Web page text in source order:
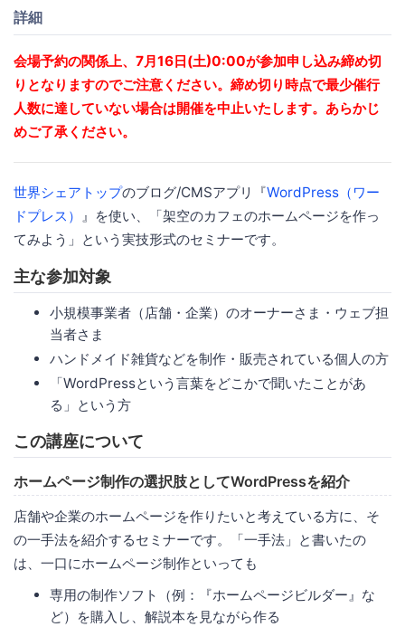
詳細
会場予約の関係上、7月16日(土)0:00が参加申し込み締め切
りとなりますのでご注意ください。締め切り時点で最少催行
人数に達していない場合は開催を中止いたします。あらかじ
めご了承ください。
世界シェアトップのブログ/CMSアプリ『WordPress（ワー
ドプレス） 』を使い、「架空のカフェのホームページを作っ
てみよう」という実技形式のセミナーです。
主な参加対象
小規模事業者（店舗・企業）のオーナーさま・ウェブ担
当者さま
ハンドメイド雑貨などを制作・販売されている個人の方
「WordPressという言葉をどこかで聞いたことがあ
る」という方
この講座について
ホームページ制作の選択肢としてWordPressを紹介
店舗や企業のホームページを作りたいと考えている方に、そ
の一手法を紹介するセミナーです。「一手法」と書いたの
は、一口にホームページ制作といっても
専用の制作ソフト（例：『ホームページビルダー』な
ど）を購入し、解説本を見ながら作る